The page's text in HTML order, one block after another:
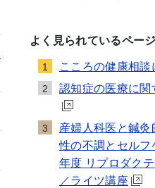
よく見られているページ
1 こころの健康相談
2 認知症の医療に関
3
産婦人科医と鍼
性の不調とセル
年度 リプロダク
／ライツ講座